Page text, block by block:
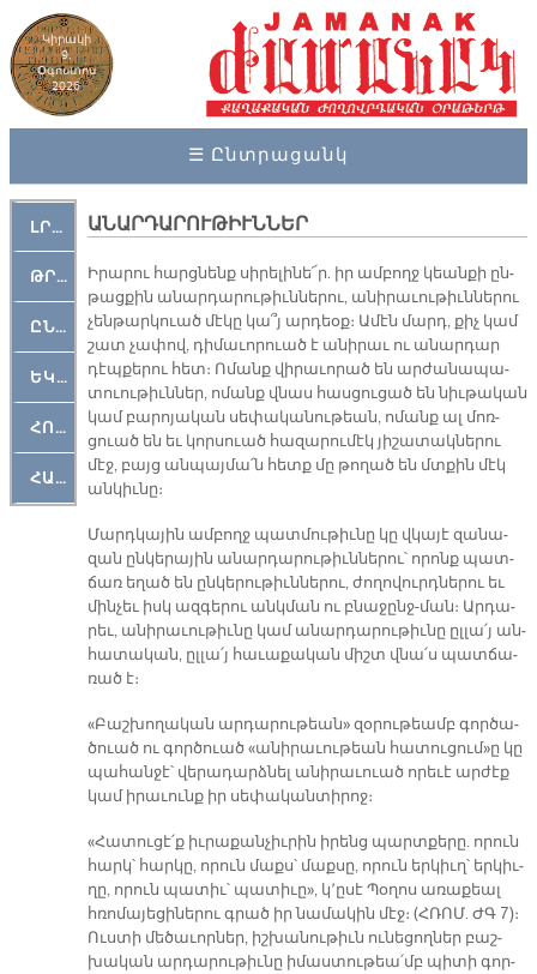
Կիրակի
9,
Օգոստոս
2026
☰ Ընտրացանկ
ԼՐԱՀՈՍ
ԹՐՔԱՀԱՅ ԿԵԱՆՔ
ԸՆԿԵՐԱՄՇԱԿՈՒԹԱՅԻՆ
ԵԿԵՂԵՑԱԿԱՆ
ՀՈԳԵՄՏԱՒՈՐ
ՀԱՐԹԱԿ
ԱՆԱՐԴԱՐՈՒԹԻՒՆՆԵՐ
Ի­րա­րու հարց­նենք սի­րե­լի­նե՜ր. իր ամ­բողջ կեան­քի ըն­
թաց­քին ա­նար­դա­րու­թիւն­նե­րու, ա­նի­րա­ւու­թիւն­նե­րու
չեն­թար­կուած մէ­կը կա՞յ ար­դեօք։ Ա­մէն մարդ, քիչ կամ
շատ չա­փով, դի­մա­ւո­րուած է ա­նի­րաւ ու ա­նար­դար
դէպ­քե­րու հետ։ Ո­մանք վի­րա­ւո­րած են ար­ժա­նա­պա­
տուու­թիւն­ներ, ո­մանք վնաս հաս­ցու­ցած են նիւ­թա­կան
կամ բա­րո­յա­կան սե­փա­կա­նու­թեան, ո­մանք ալ մոռ­
ցուած են եւ կոր­սուած հա­զա­րու­մէկ յի­շա­տակ­նե­րու
մէջ, բայց ան­պայ­մա՛ն հետք մը թո­ղած են մտքին մէկ
ան­կիւ­նը։
Մարդ­կա­յին ամ­բողջ պատ­մու­թիւ­նը կը վկա­յէ զա­նա­
զան ըն­կե­րա­յին ա­նար­դա­րու­թիւն­նե­րու՝ ո­րոնք պատ­
ճառ ե­ղած են ըն­կե­րու­թիւն­նե­րու, ժո­ղո­վուրդ­նե­րու եւ
մին­չեւ իսկ ազ­գե­րու անկ­ման ու բնաջընջ-ման։ Ար­դա­
րեւ, ա­նի­րա­ւու­թիւ­նը կամ ա­նար­դա­րու­թիւ­նը ըլ­լա՛յ ան­
հա­տա­կան, ըլ­լա՛յ հա­ւա­քա­կան միշտ վնա՛ս պատ­ճա­
ռած է։
«Բաշ­խո­ղա­կան ար­դա­րու­թեան» զօ­րու­թեամբ գոր­ծա­
ծուած ու գոր­ծուած «ա­նի­րա­ւու­թեան հա­տու­ցում»ը կը
պա­հան­ջէ՝ վե­րա­դարձ­նել ա­նի­րա­ւուած ո­րե­ւէ ար­ժէք
կամ ի­րա­ւունք իր սե­փա­կան­տի­րոջ։
«Հա­տու­ցէ՛ք իւ­րա­քան­չիւ­րին ի­րենց պարտ­քե­րը. ո­րուն
հարկ՝ հար­կը, ո­րուն մաքս՝ մաք­սը, ո­րուն եր­կիւղ՝ եր­կիւ­
ղը, ո­րուն պա­տիւ՝ պա­տի­ւը», կ՚ը­սէ Պօ­ղոս ա­ռա­քեալ
հռո­մա­յե­ցի­նե­րու գրած իր նա­մա­կին մէջ։ (ՀՌՈՄ. ԺԳ 7)։
Ուս­տի մե­ծա­ւոր­ներ, իշ­խա­նու­թիւն ու­նե­ցող­ներ բաշ­
խա­կան ար­դա­րու­թիւ­նը ի­մաս­տու­թեա՛մբ պի­տի գոր­